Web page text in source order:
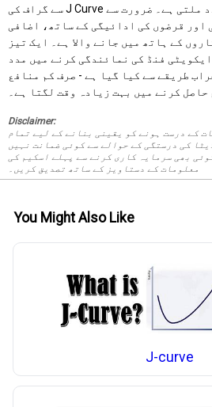
سے گراف کی J Curve شکل پیدا کرنے میں مدد ملتی ہے۔ ضرورت سے
اور قرضوں کی ادائیگی کے ساتھ، اضافی
کے ہاتھ میں جانے والا ہے۔ ایک تیز
فنڈ کی نمائندگی کرنے میں مدد
طریقے سے کیا گیا ہے - صرف کم منافع
حاصل کرنے میں بہت زیادہ وقت لگتا ہے۔
Disclaimer:
کے درست ہونے کو یقینی بنانے کے لیے تمام
کی درستگی کے حوالے سے کوئی ضمانت نہیں
بھی سرمایہ کاری کرنے سے پہلے اسکیم کی
معلومات کے دستاویز کے ساتھ تصدیق کریں۔
You Might Also Like
J-curve